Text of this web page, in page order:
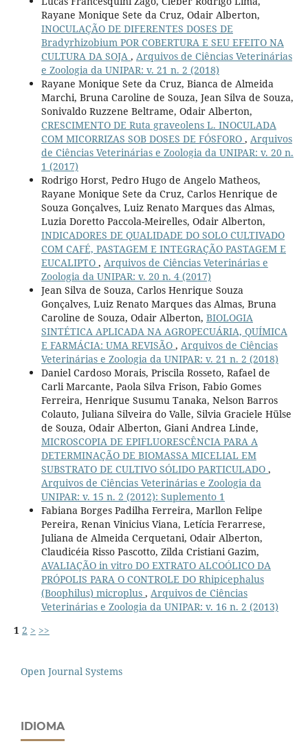
Rayane Monique Sete da Cruz, Odair Alberton,
INOCULAÇÃO DE DIFERENTES DOSES DE
Bradyrhizobium POR COBERTURA E SEU EFEITO NA
CULTURA DA SOJA , Arquivos de Ciências Veterinárias
e Zoologia da UNIPAR: v. 21 n. 2 (2018)
Rayane Monique Sete da Cruz, Bianca de Almeida
Marchi, Bruna Caroline de Souza, Jean Silva de Souza,
Sonivaldo Ruzzene Beltrame, Odair Alberton,
CRESCIMENTO DE Ruta graveolens L. INOCULADA
COM MICORRIZAS SOB DOSES DE FÓSFORO , Arquivos
de Ciências Veterinárias e Zoologia da UNIPAR: v. 20 n.
1 (2017)
Rodrigo Horst, Pedro Hugo de Angelo Matheos,
Rayane Monique Sete da Cruz, Carlos Henrique de
Souza Gonçalves, Luiz Renato Marques das Almas,
Luzia Doretto Paccola-Meirelles, Odair Alberton,
INDICADORES DE QUALIDADE DO SOLO CULTIVADO
COM CAFÉ, PASTAGEM E INTEGRAÇÃO PASTAGEM E
EUCALIPTO , Arquivos de Ciências Veterinárias e
Zoologia da UNIPAR: v. 20 n. 4 (2017)
Jean Silva de Souza, Carlos Henrique Souza
Gonçalves, Luiz Renato Marques das Almas, Bruna
Caroline de Souza, Odair Alberton, BIOLOGIA
SINTÉTICA APLICADA NA AGROPECUÁRIA, QUÍMICA
E FARMÁCIA: UMA REVISÃO , Arquivos de Ciências
Veterinárias e Zoologia da UNIPAR: v. 21 n. 2 (2018)
Daniel Cardoso Morais, Priscila Rosseto, Rafael de
Carli Marcante, Paola Silva Frison, Fabio Gomes
Ferreira, Henrique Susumu Tanaka, Nelson Barros
Colauto, Juliana Silveira do Valle, Silvia Graciele Hülse
de Souza, Odair Alberton, Giani Andrea Linde,
MICROSCOPIA DE EPIFLUORESCÊNCIA PARA A
DETERMINAÇÃO DE BIOMASSA MICELIAL EM
SUBSTRATO DE CULTIVO SÓLIDO PARTICULADO ,
Arquivos de Ciências Veterinárias e Zoologia da
UNIPAR: v. 15 n. 2 (2012): Suplemento 1
Fabiana Borges Padilha Ferreira, Marllon Felipe
Pereira, Renan Vinicius Viana, Letícia Ferarrese,
Juliana de Almeida Cerquetani, Odair Alberton,
Claudicéia Risso Pascotto, Zilda Cristiani Gazim,
AVALIAÇÃO in vitro DO EXTRATO ALCOÓLICO DA
PRÓPOLIS PARA O CONTROLE DO Rhipicephalus
(Boophilus) microplus , Arquivos de Ciências
Veterinárias e Zoologia da UNIPAR: v. 16 n. 2 (2013)
1 2 > >>
Open Journal Systems
IDIOMA